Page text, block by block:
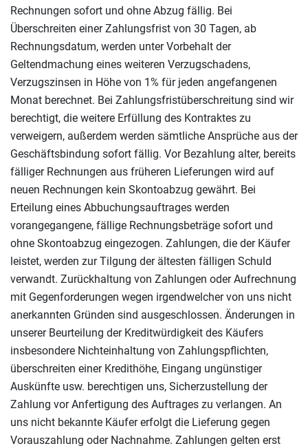
Rechnungen sofort und ohne Abzug fällig. Bei
Überschreiten einer Zahlungsfrist von 30 Tagen, ab
Rechnungsdatum, werden unter Vorbehalt der
Geltendmachung eines weiteren Verzugschadens,
Verzugszinsen in Höhe von 1% für jeden angefangenen
Monat berechnet. Bei Zahlungsfristüberschreitung sind wir
berechtigt, die weitere Erfüllung des Kontraktes zu
verweigern, außerdem werden sämtliche Ansprüche aus der
Geschäftsbindung sofort fällig. Vor Bezahlung alter, bereits
fälliger Rechnungen aus früheren Lieferungen wird auf
neuen Rechnungen kein Skontoabzug gewährt. Bei
Erteilung eines Abbuchungsauftrages werden
vorangegangene, fällige Rechnungsbeträge sofort und
ohne Skontoabzug eingezogen. Zahlungen, die der Käufer
leistet, werden zur Tilgung der ältesten fälligen Schuld
verwandt. Zurückhaltung von Zahlungen oder Aufrechnung
mit Gegenforderungen wegen irgendwelcher von uns nicht
anerkannten Gründen sind ausgeschlossen. Änderungen in
unserer Beurteilung der Kreditwürdigkeit des Käufers
insbesondere Nichteinhaltung von Zahlungspflichten,
überschreiten einer Kredithöhe, Eingang ungünstiger
Auskünfte usw. berechtigen uns, Sicherzustellung der
Zahlung vor Anfertigung des Auftrages zu verlangen. An
uns nicht bekannte Käufer erfolgt die Lieferung gegen
Vorauszahlung oder Nachnahme. Zahlungen gelten erst